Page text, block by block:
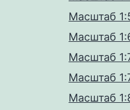
Масштаб
Масштаб
Масштаб
Масштаб
Масштаб